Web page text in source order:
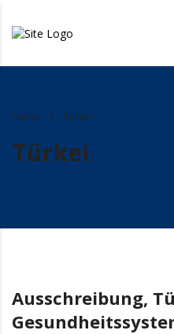
Home Türkei
Türkei
Ausschreibung,